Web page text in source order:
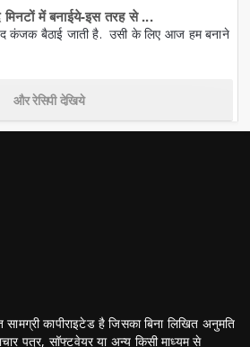
मिनटों में बनाईये-इस तरह से ...
कंजक बैठाई जाती है. उसी के लिए आज हम बनाने
और रेसिपी देखिये
कापीराइटेड है जिसका बिना लिखित अनुमति
पत्र, सॉफ्टवेयर या अन्य किसी माध्यम से